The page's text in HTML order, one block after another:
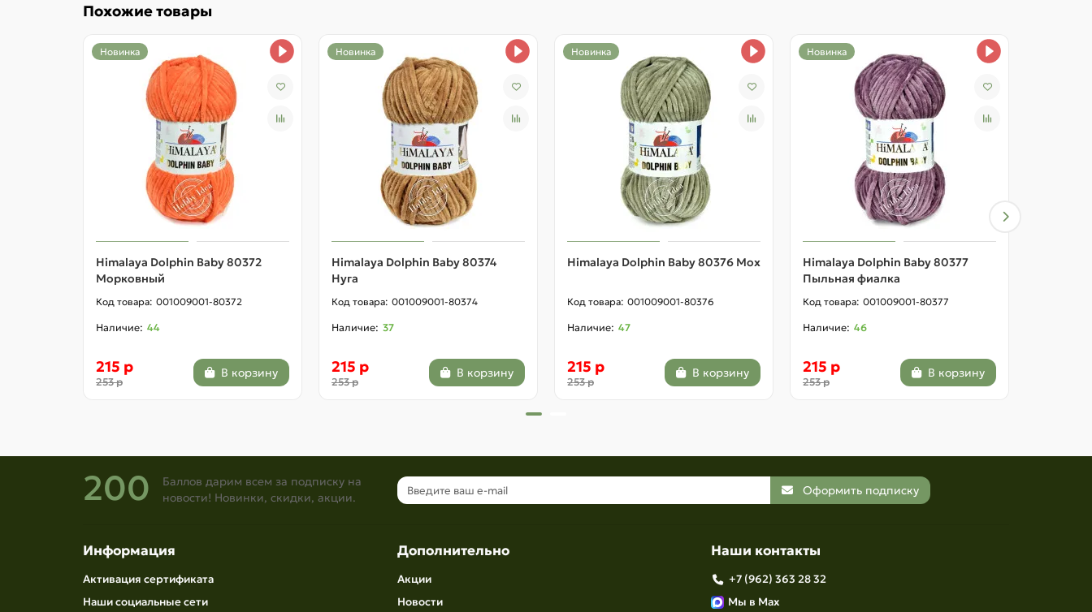
Похожие товары
Новинка
Himalaya Dolphin Baby 80372
Морковный
001009001-80372
44
215 р
253 р
В корзину
Новинка
Himalaya Dolphin Baby 80374
Нуга
001009001-80374
37
215 р
253 р
В корзину
Новинка
Himalaya Dolphin Baby 80376 Мох
001009001-80376
47
215 р
253 р
В корзину
Новинка
Himalaya Dolphin Baby 80377
Пыльная фиалка
001009001-80377
46
215 р
253 р
В корзину
200
Баллов дарим всем за подписку на
новости! Новинки, скидки, акции.
Оформить подписку
Информация
Активация сертификата
Наши социальные сети
Дополнительно
Акции
Новости
Наши контакты
+7 (962) 363 28 32
Мы в Max